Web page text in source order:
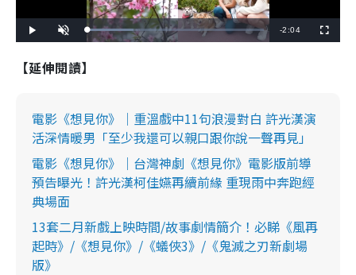
l
n
t
e
L
o
1
3
%
R
i
T
-2:04
u
【延伸閱讀】
電影《想見你》｜重溫戲中11句浪漫對白 許光漢演
活深情暖男「至少我還可以親口跟你說一聲再見」
電影《想見你》｜台灣神劇《想見你》電影版前導
預告曝光！許光漢柯佳嬿再續前緣 重現雨中奔跑經
典場面
13套二月新戲上映時間/故事劇情簡介！必睇《風再
起時》/《想見你》/《蟻俠3》/《鬼滅之刃新劇場
版》